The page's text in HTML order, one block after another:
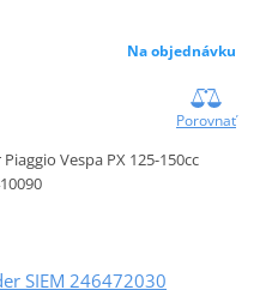
Na objednávku
Porovnať
Vespa PX 125-150cc
SIEM 246472030